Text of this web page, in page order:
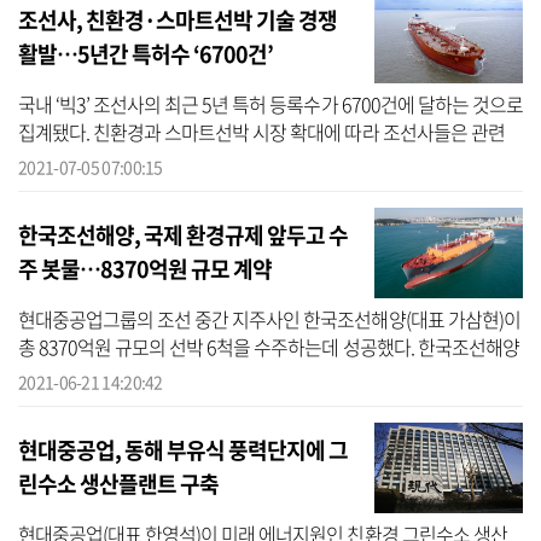
조선사, 친환경·스마트선박 기술 경쟁
활발…5년간 특허수 ‘6700건’
국내 ‘빅3’ 조선사의 최근 5년 특허 등록수가 6700건에 달하는 것으로
집계됐다. 친환경과 스마트선박 시장 확대에 따라 조선사들은 관련
기술 개발에 매진하면서 특허 등록수도 크게 늘고 있다. 5일 기업평가
2021-07-05 07:00:15
한국조선해양, 국제 환경규제 앞두고 수
주 봇물…8370억원 규모 계약
현대중공업그룹의 조선 중간 지주사인 한국조선해양(대표 가삼현)이
총 8370억원 규모의 선박 6척을 수주하는데 성공했다. 한국조선해양
은 최근 해외 선사 4곳과 17만4000입방미터(㎥)급 LNG운반선 2척, 9
2021-06-21 14:20:42
현대중공업, 동해 부유식 풍력단지에 그
린수소 생산플랜트 구축
현대중공업(대표 한영석)이 미래 에너지원인 친환경 그린수소 생산